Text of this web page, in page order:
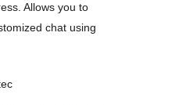
Allows you to
chat using